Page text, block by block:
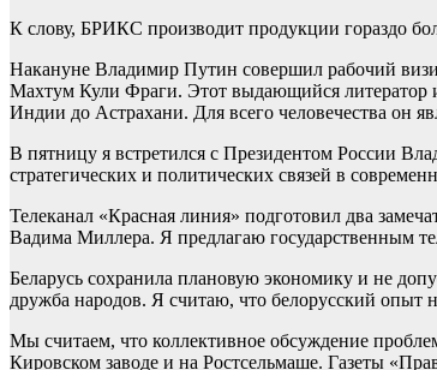
К слову, БРИКС производит продукции гораздо
Накануне Владимир Путин совершил рабочий
Махтум Кули Фраги. Этот выдающийся литератор
Индии до Астрахани. Для всего человечества он
В пятницу я встретился с Президентом России
стратегических и политических связей в
Телеканал «Красная линия» подготовил два
Вадима Миллера. Я предлагаю государственным
Беларусь сохранила плановую экономику и не
дружба народов. Я считаю, что белорусский
Мы считаем, что коллективное обсуждение
Кировском заводе и на Ростсельмаше. Газеты